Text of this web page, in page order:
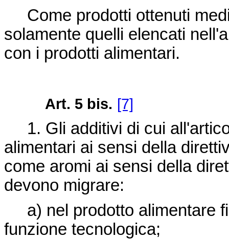
Come prodotti ottenuti
solamente quelli elencati
con i prodotti alimentari.
Art. 5 bis. [7]
1. Gli additivi di cui
alimentari ai sensi della
come aromi ai sensi della
devono migrare:
a) nel prodotto alimentare
funzione tecnologica;